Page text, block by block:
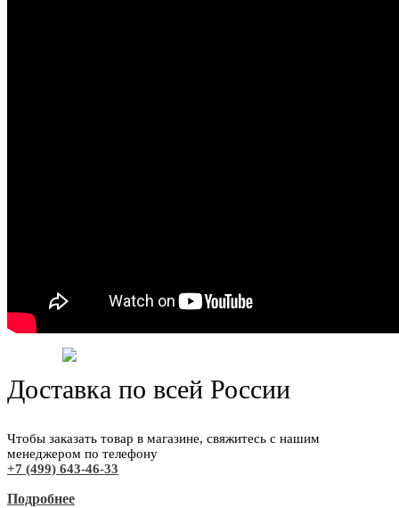
Доставка по всей России
Чтобы заказать товар в магазине, свяжитесь с нашим
менеджером по телефону
+7 (499) 643-46-33
Подробнее